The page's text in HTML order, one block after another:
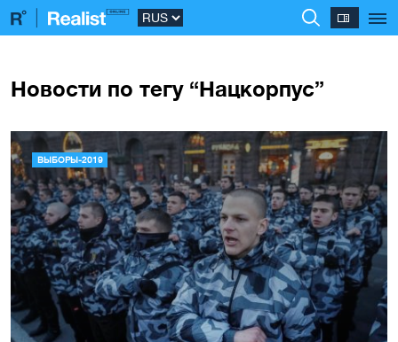
Новости по тегу “Нацкорпус”
ВЫБОРЫ-2019